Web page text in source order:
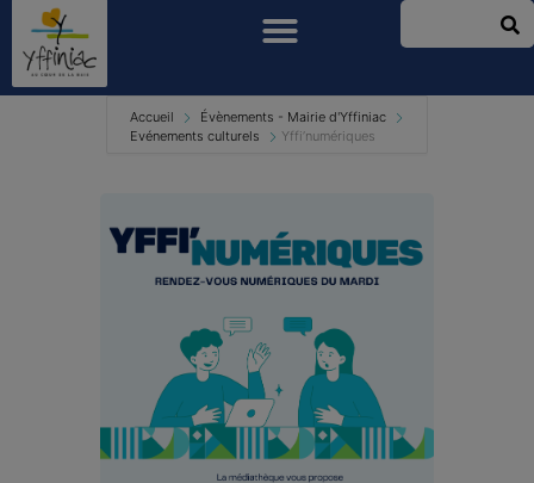
Accueil
Évènements - Mairie d'Yffiniac
Evénements culturels
Yffi’numériques